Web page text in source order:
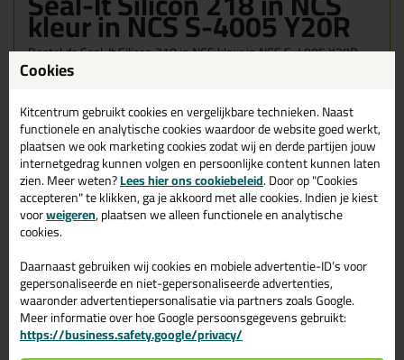
kleur in NCS S-4005 Y20R
Bestel de Seal-It Silicon 218 in NCS kleur in NCS S-4005 Y20R
vandaag nog! Vandaag besteld = morgen in huis.
Wil je meer weten over de toepassing en kenmerken van dit
product?Lees alles over dit product >
Gerelateerde producten
Cookies
Kitcentrum gebruikt cookies en vergelijkbare technieken. Naast
functionele en analytische cookies waardoor de website goed werkt,
plaatsen we ook marketing cookies zodat wij en derde partijen jouw
internetgedrag kunnen volgen en persoonlijke content kunnen laten
zien. Meer weten?Lees hier ons cookiebeleid. Door op "Cookies
accepteren" te klikken, ga je akkoord met alle cookies. Indien je kiest
voorweigeren, plaatsen we alleen functionele en analytische
cookies.
Daarnaast gebruiken wij cookies en mobiele advertentie-ID’s voor
gepersonaliseerde en niet-gepersonaliseerde advertenties,
waaronder advertentiepersonalisatie via partners zoals Google.
Meer informatie over hoe Google persoonsgegevens gebruikt:
https://business.safety.google/privacy/